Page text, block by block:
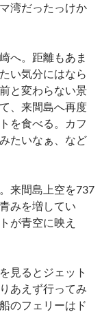
湾だったっけか
へ。距離もあま
い気分にはなら
と変わらない景
、来間島へ再度
を食べる。カフ
たいなぁ、など
来間島上空を737
みを増してい
が青空に映え
見るとジェット
あえず行ってみ
のフェリーはド